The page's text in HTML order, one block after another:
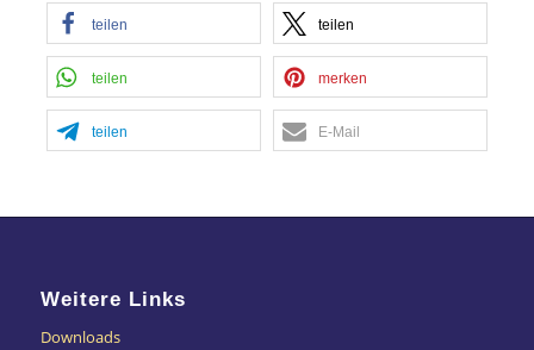
Management Platform
teilen teilen
teilen merken
teilen E-Mail
Weitere Links
Downloads